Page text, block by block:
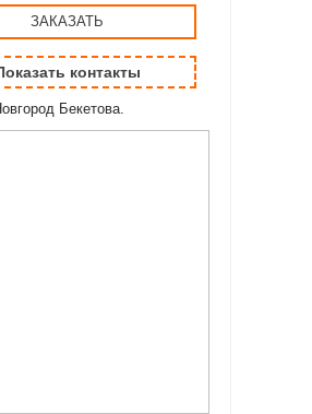
ЗАКАЗАТЬ
контакты
Бекетова.